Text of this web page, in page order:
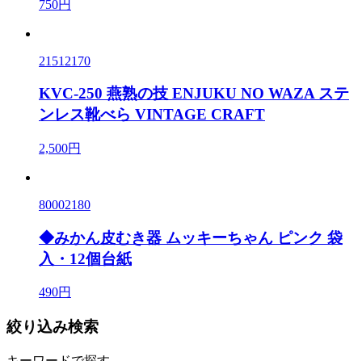
750円
21512170
KVC-250 燕熟の技 ENJUKU NO WAZA ステ
ンレス靴べら VINTAGE CRAFT
2,500円
80002180
◆みかん皮むき器 ムッキーちゃん ピンク 袋
入・12個台紙
490円
絞り込み検索